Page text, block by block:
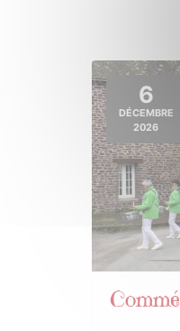
6
DÉCEMBRE
2026